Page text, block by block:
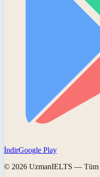
İndirGoogle Play
© 2026 UzmanIELTS — Tüm